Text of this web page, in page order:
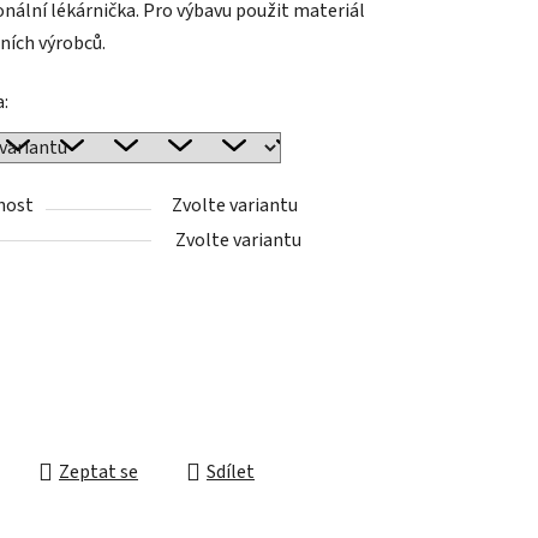
lékárnička. Pro výbavu použit materiál
výrobců.
Zvolte variantu
Zvolte variantu
Zeptat se Sdílet